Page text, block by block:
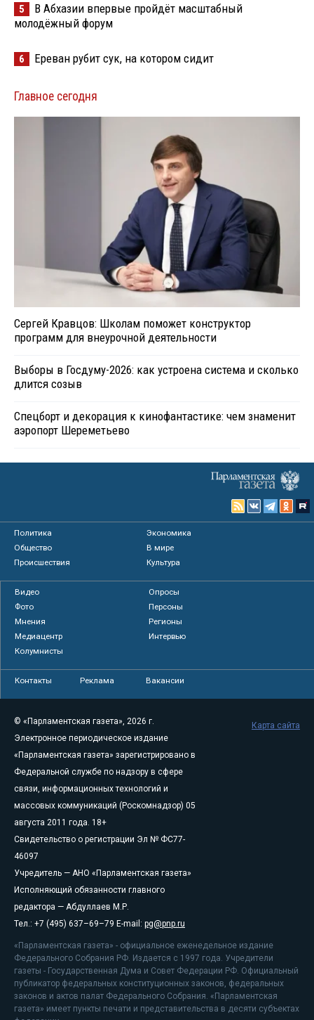
5
В Абхазии впервые пройдёт масштабный
молодёжный форум
6 Ереван рубит сук, на котором сидит
Главное сегодня
Сергей Кравцов: Школам поможет конструктор
программ для внеурочной деятельности
Выборы в Госдуму-2026: как устроена система и сколько
длится созыв
Спецборт и декорация к кинофантастике: чем знаменит
аэропорт Шереметьево
Политика
Экономика
Общество
В мире
Происшествия
Культура
Видео
Опросы
Фото
Персоны
Мнения
Регионы
Медиацентр
Интервью
Колумнисты
Контакты Реклама Вакансии
© «Парламентская газета», 2026 г.
Электронное периодическое издание
«Парламентская газета» зарегистрировано в
Федеральной службе по надзору в сфере
связи, информационных технологий и
массовых коммуникаций (Роскомнадзор) 05
августа 2011 года. 18+
Свидетельство о регистрации Эл № ФС77-
46097
Учредитель — АНО «Парламентская газета»
Исполняющий обязанности главного
редактора — Абдуллаев М.Р.
Тел.: +7 (495) 637–69–79 E-mail: pg@pnp.ru
«Парламентская газета» - официальное еженедельное издание
Федерального Собрания РФ. Издается с 1997 года. Учредители
газеты - Государственная Дума и Совет Федерации РФ. Официальный
публикатор федеральных конституционных законов, федеральных
законов и актов палат Федерального Собрания. «Парламентская
газета» имеет пункты печати и представительства в десяти субъектах
Карта сайта